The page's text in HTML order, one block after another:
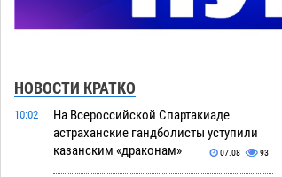
НОВОСТИ КРАТКО
10:02
На Всероссийской Спартакиаде
астраханские гандболисты уступили
казанским «драконам»
07.08 93